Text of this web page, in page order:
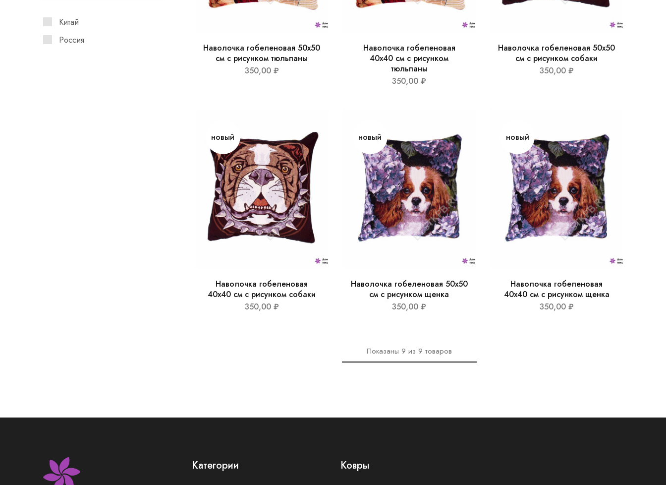
Наволочка гобеленовая 50х50
см с рисунком тюльпаны
350,00 ₽
Наволочка гобеленовая
40х40 см с рисунком
тюльпаны
350,00₽
Наволочка гобеленовая 50х50
см с рисунком собаки
350,00 ₽
новый
Наволочка гобеленовая
40х40 см с рисунком собаки
350,00 ₽
новый
Наволочка гобеленовая 50х50
см с рисунком щенка
350,00₽
новый
Наволочка гобеленовая
40х40 см с рисунком щенка
350,00 ₽
Показаны 9 из 9 товаров
Китай
Россия
Категории Ковры